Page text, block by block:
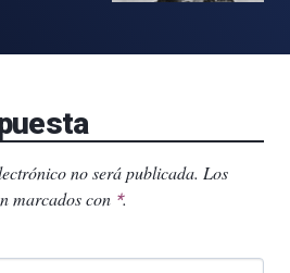
no será publicada. Los
marcados con *.